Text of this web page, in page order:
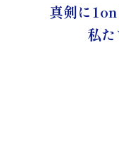
真剣に
私た